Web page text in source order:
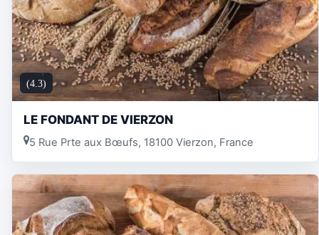
(4.3)
LE FONDANT DE VIERZON
5 Rue Prte aux Bœufs, 18100 Vierzon, France